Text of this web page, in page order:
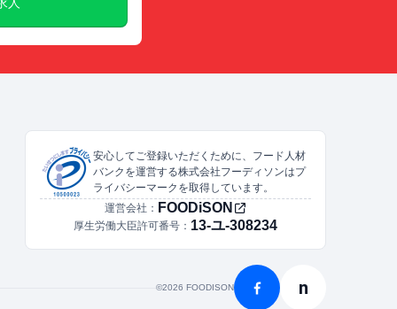
安心してご登録いただくために、フード人材
バンクを運営する株式会社フーディソンはプ
ライバシーマークを取得しています。
運営会社： FOODiSON
厚生労働大臣許可番号： 13-ユ-308234
©︎2026 FOODISON n